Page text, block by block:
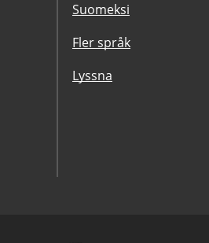
Suomeksi
Fler språk
Lyssna